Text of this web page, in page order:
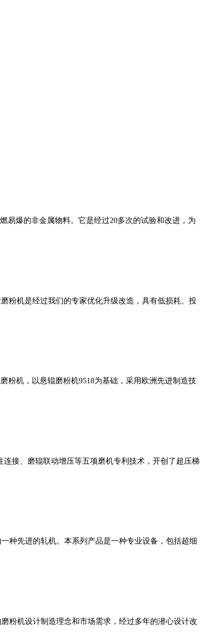
易爆的非金属物料。它是经过20多次的试验和改进，为
粉机是经过我们的专家优化升级改造，具有低损耗、投
机，以悬辊磨粉机9518为基础，采用欧洲先进制造技
接、磨辊联动增压等五项磨机专利技术，开创了超压梯
种先进的轧机。本系列产品是一种专业设备，包括超细
粉机设计制造理念和市场需求，经过多年的潜心设计改